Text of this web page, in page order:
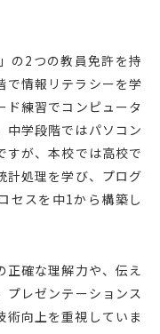
の2つの教員免許を持
で情報リテラシーを学
ド練習でコンピュータ
中学段階ではパソコン
すが、本校では高校で
計処理を学び、プログ
セスを中1から構築し
正確な理解力や、伝え
プレゼンテーションス
術向上を重視していま